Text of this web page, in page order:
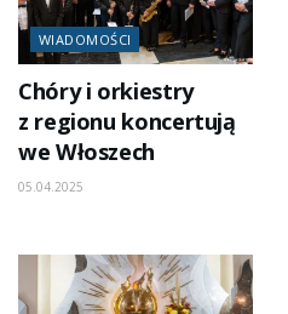
WIADOMOŚCI
Chóry i orkiestry
z regionu koncertują
we Włoszech
05.04.2025